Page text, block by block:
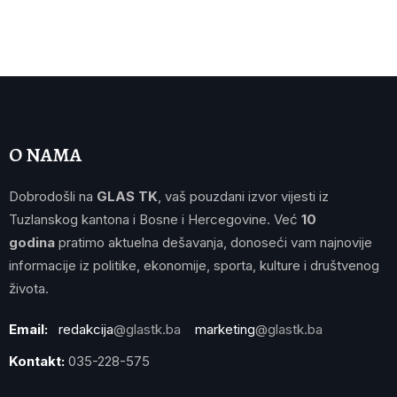
O NAMA
Dobrodošli na GLAS TK , vaš pouzdani izvor vijesti iz
Tuzlanskog kantona i Bosne i Hercegovine. Već 10
godina pratimo aktuelna dešavanja, donoseći vam najnovije
informacije iz politike, ekonomije, sporta, kulture i društvenog
života.
Email: redakcija@glastk.ba marketing@glastk.ba
Kontakt: 035-228-575